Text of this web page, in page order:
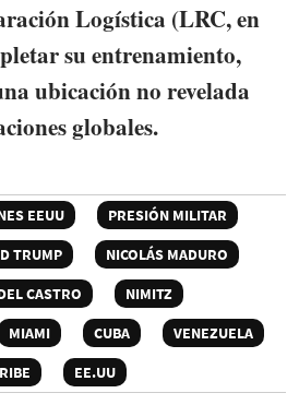
Logística (LRC, en
su entrenamiento,
ubicación no revelada
globales.
EEUU
PRESIÓN MILITAR
TRUMP
NICOLÁS MADURO
CASTRO
NIMITZ
MIAMI CUBA
VENEZUELA
EE.UU